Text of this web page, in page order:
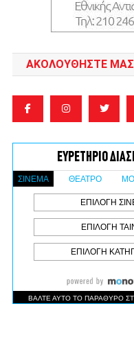
ΑΚΟΛΟΥΘΉΣΤΕ ΜΑΣ